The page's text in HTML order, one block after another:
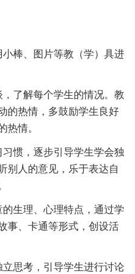
棒、图片等教（学）具进
了解每个学生的情况。教
的热情，多鼓励学生良好
热情。
惯，逐步引导学生学会独
别人的意见，乐于表达自
生理、心理特点，通过学
事、卡通等形式，创设活
思考，引导学生进行讨论